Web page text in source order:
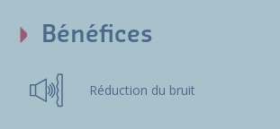
Bénéfices
Réduction du bruit